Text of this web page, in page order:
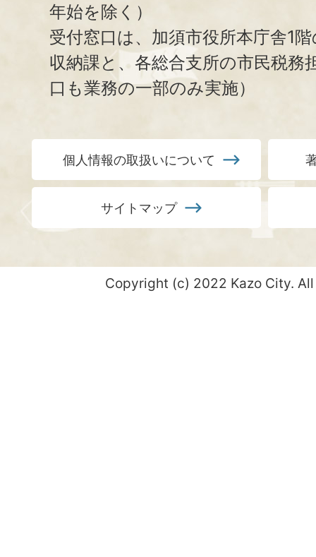
年始を除く）
受付窓口は、加須市役所本庁舎1
収納課と、 各総合支所の市民税務
口も業務の一部のみ実施）
個人情報の取扱いについて
サイトマップ
Copyright (c) 2022 Kazo City.